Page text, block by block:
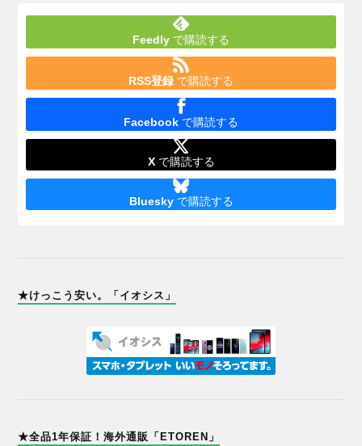
Feedly で購読する
RSS登録 で購読する
Facebook で購読する
Xで購読する
Blueskyで購読する
★けっこう安い。「イオシス」
★全品1年保証！海外通販「ETOREN」